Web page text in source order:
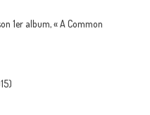
1er album, « A Common